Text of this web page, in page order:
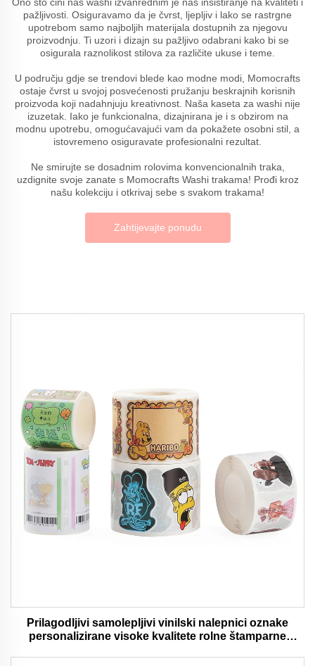
pažljivosti. Osiguravamo da je čvrst, ljepljiv i lako se rastrgne
upotrebom samo najboljih materijala dostupnih za njegovu
proizvodnju. Ti uzori i dizajn su pažljivo odabrani kako bi se
osigurala raznolikost stilova za različite ukuse i teme.
U području gdje se trendovi blede kao modne modi, Momocrafts
ostaje čvrst u svojoj posvećenosti pružanju beskrajnih korisnih
proizvoda koji nadahnjuju kreativnost. Naša kaseta za washi nije
izuzetak. Iako je funkcionalna, dizajnirana je i s obzirom na
modnu upotrebu, omogućavajući vam da pokažete osobni stil, a
istovremeno osiguravate profesionalni rezultat.
Ne smirujte se dosadnim rolovima konvencionalnih traka,
uzdignite svoje zanate s Momocrafts Washi trakama! Prođi kroz
našu kolekciju i otkrivaj sebe s svakom trakama!
Zahtijevajte ponudu
Prilagodljivi samolepljivi vinilski nalepnici oznake
personalizirane visoke kvalitete rolne štamparne